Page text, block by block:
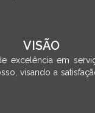
VISÃO
excelência em
visando a